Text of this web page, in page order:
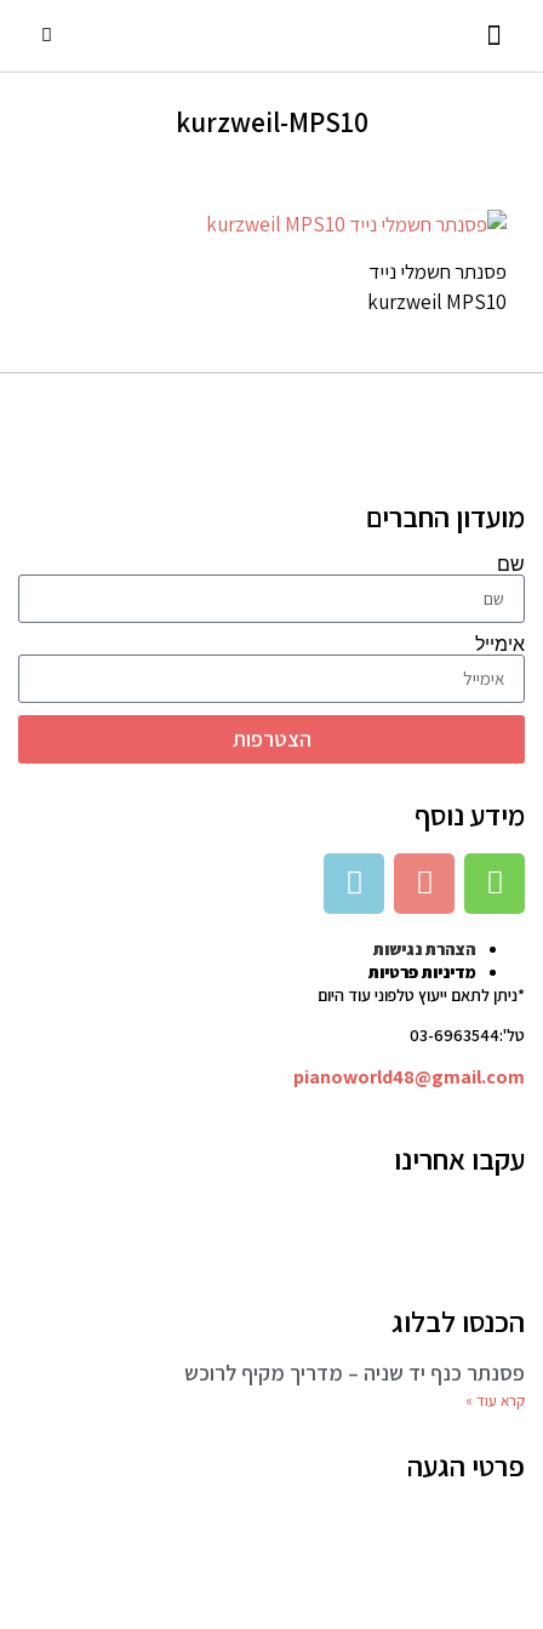
kurzweil-MPS10
פסנתר חשמלי נייד
kurzweil MPS10
מועדון החברים
שם
אימייל
הצטרפות
מידע נוסף
הצהרת נגישות
מדיניות פרטיות
*ניתן לתאם ייעוץ טלפוני עוד היום
טל':03-6963544
pianoworld48@gmail.com
עקבו אחרינו
הכנסו לבלוג
פסנתר כנף יד שניה – מדריך מקיף לרוכש
קרא עוד »
פרטי הגעה